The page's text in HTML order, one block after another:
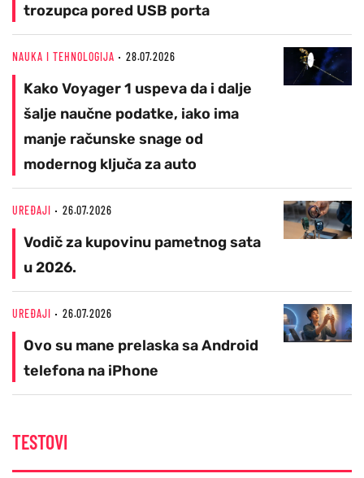
trozupca pored USB porta
NAUKA I TEHNOLOGIJA 28.07.2026
Kako Voyager 1 uspeva da i dalje
šalje naučne podatke, iako ima
manje računske snage od
modernog ključa za auto
UREĐAJI 26.07.2026
Vodič za kupovinu pametnog sata
u 2026.
UREĐAJI 26.07.2026
Ovo su mane prelaska sa Android
telefona na iPhone
TESTOVI